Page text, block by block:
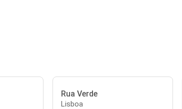
Rua Verde
Lisboa